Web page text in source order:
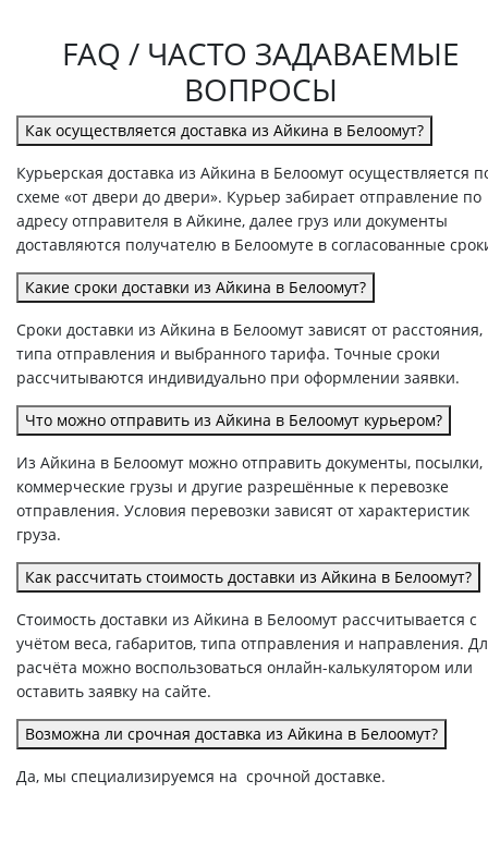
FAQ / ЧАСТО ЗАДАВАЕМЫЕ
ВОПРОСЫ
Как осуществляется доставка из Айкина в Белоомут?
Курьерская доставка из Айкина в Белоомут осуществляется
схеме «от двери до двери». Курьер забирает отправление по
адресу отправителя в Айкине, далее груз или документы
доставляются получателю в Белоомуте в согласованные
Какие сроки доставки из Айкина в Белоомут?
Сроки доставки из Айкина в Белоомут зависят от расстояния,
типа отправления и выбранного тарифа. Точные сроки
рассчитываются индивидуально при оформлении заявки.
Что можно отправить из Айкина в Белоомут курьером?
Из Айкина в Белоомут можно отправить документы, посылки,
коммерческие грузы и другие разрешённые к перевозке
отправления. Условия перевозки зависят от характеристик
груза.
Как рассчитать стоимость доставки из Айкина в Белоомут?
Стоимость доставки из Айкина в Белоомут рассчитывается с
учётом веса, габаритов, типа отправления и направления.
расчёта можно воспользоваться онлайн-калькулятором или
оставить заявку на сайте.
Возможна ли срочная доставка из Айкина в Белоомут?
Да, мы специализируемся на срочной доставке.